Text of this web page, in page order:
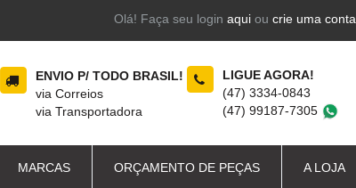
Olá! Faça seu login aquiou crie uma conta
ENVIO P/ TODO BRASIL!
via Correios
via Transportadora
LIGUE AGORA!
(47) 3334-0843
(47) 99187-7305
MARCAS ORÇAMENTO DE PEÇAS A LOJA